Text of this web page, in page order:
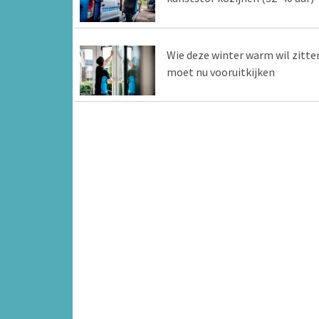
Wie deze winter warm wil
moet nu vooruitkijken